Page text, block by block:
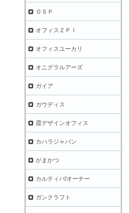
ＯＳＰ
オフィスＺＰＩ
オフィスユーカリ
オニグラルアーズ
ガイア
ガウディス
霞デザインオフィス
カハラジャパン
がまかつ
カルティバ/オーナー
ガンクラフト